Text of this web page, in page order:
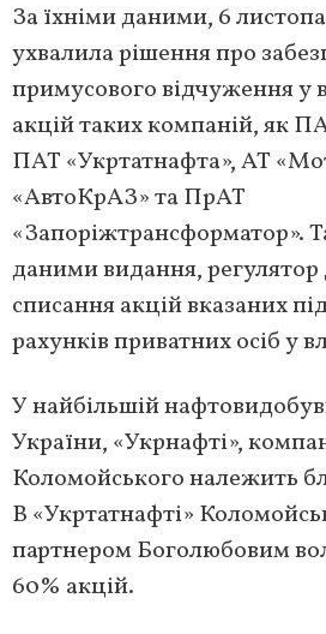
За їхніми даними, 6
ухвалила рішення про
примусового відчуження у
акцій таких компаній, як
ПАТ «Укртатнафта», АТ
«АвтоКрАЗ» та ПрАТ
«Запоріжтрансформатор».
даними видання, регулятор
списання акцій вказаних
рахунків приватних осіб у
У найбільшій
України, «Укрнафті»,
Коломойського належить
В «Укртатнафті»
партнером Боголюбовим
60% акцій.